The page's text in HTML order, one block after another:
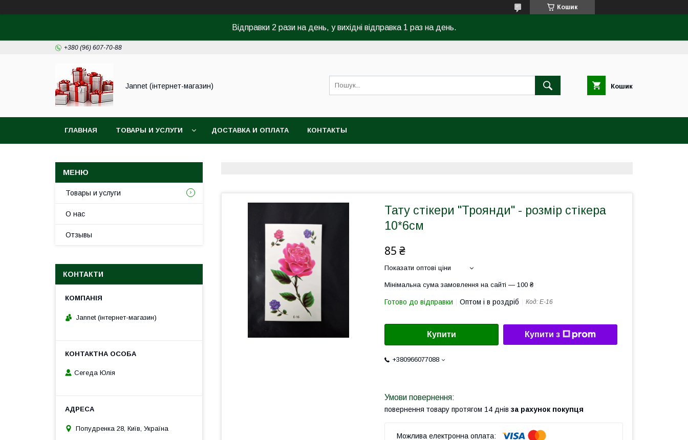
Кошик
Відправки 2 рази на день, у вихідні відправка 1 раз на день.
+380 (96) 607-70-88
Jannet (інтернет-магазин) Кошик
ГЛАВНАЯ ТОВАРЫ И УСЛУГИ ДОСТАВКА И ОПЛАТА КОНТАКТЫ
Тату стікери "Троянди" - розмір стікера
10*6см
85 ₴
Показати оптові ціни
Мінімальна сума замовлення на сайті — 100 ₴
Готово до відправки Оптом і в роздріб Код: Е-16
Купити Купити з
+380966077088
повернення товару протягом 14 днів за рахунок покупця
Товары и услуги
О нас
Отзывы
КОНТАКТИ
Jannet (інтернет-магазин)
Сегеда Юлія
Попудренка 28, Київ, Україна